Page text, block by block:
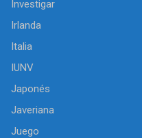
Investigar
Irlanda
Italia
IUNV
Japonés
Javeriana
Juego